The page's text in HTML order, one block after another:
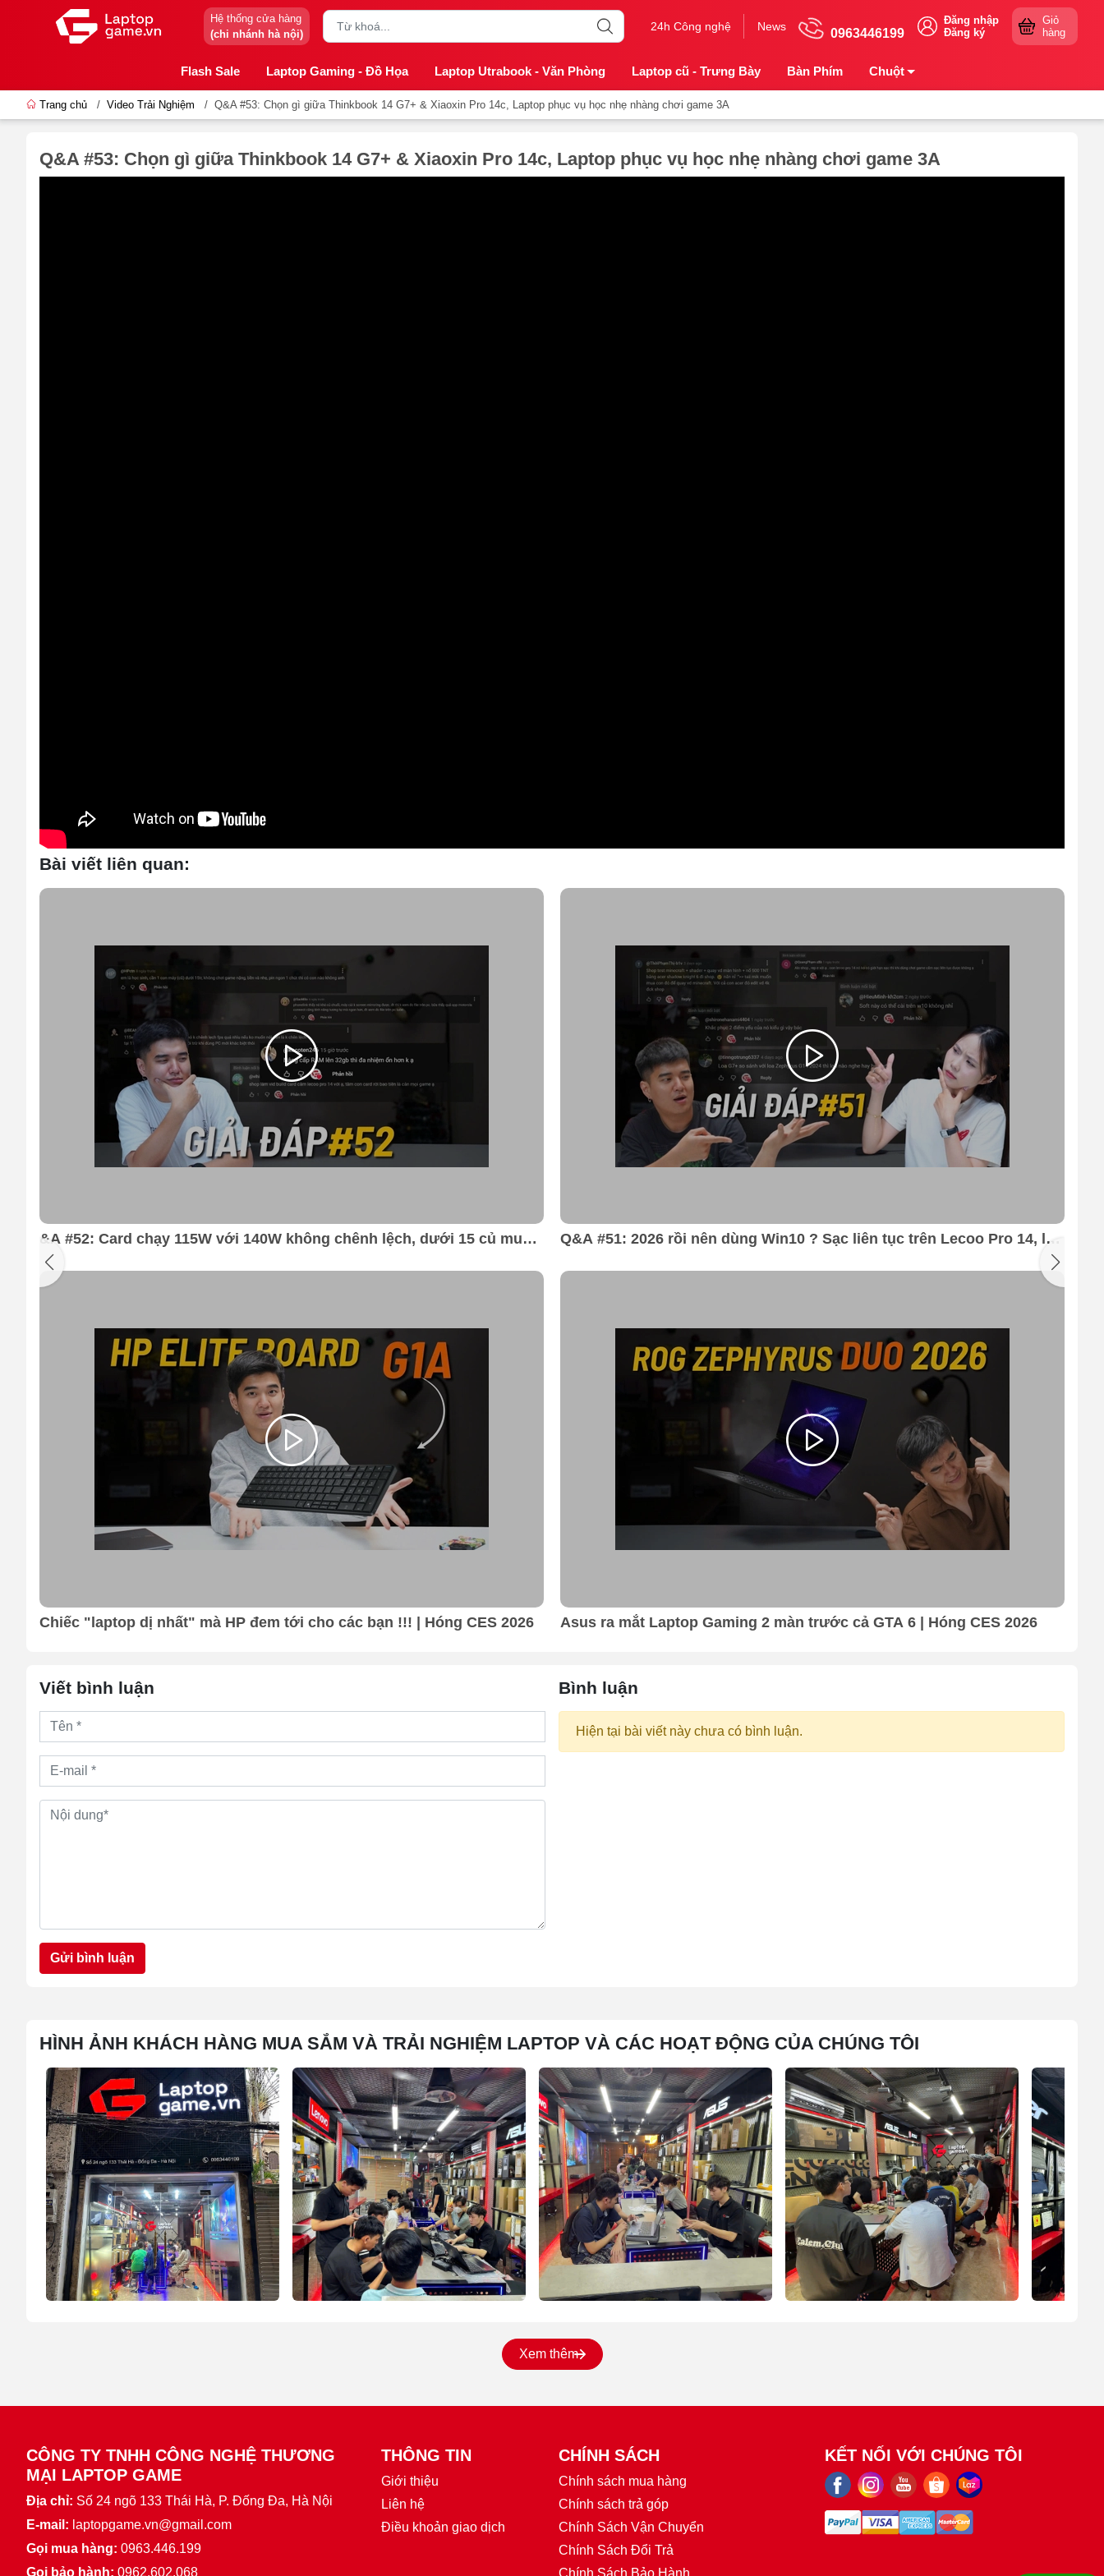
Hệ thống cửa hàng
(chi nhánh hà nội)
24h Công nghệ News 0963446199
Đăng nhập
Đăng ký
Giỏ
hàng
Flash Sale Laptop Gaming - Đồ Họa Laptop Utrabook - Văn Phòng Laptop cũ - Trưng Bày Bàn Phím Chuột
Trang chủ / Video Trải Nghiệm / Q&A #53: Chọn gì giữa Thinkbook 14 G7+ & Xiaoxin Pro 14c, Laptop phục vụ học nhẹ nhàng chơi game 3A
Q&A #53: Chọn gì giữa Thinkbook 14 G7+ & Xiaoxin Pro 14c, Laptop phục vụ học nhẹ nhàng chơi game 3A
Bài viết liên quan:
&A #52: Card chạy 115W với 140W không chênh lệch, dưới 15 củ mua
máy gì bền nhẹ, pin ngon ???
Q&A #51: 2026 rồi nên dùng Win10 ? Sạc liên tục trên Lecoo Pro 14, loa
Chiếc "laptop dị nhất" mà HP đem tới cho các bạn !!! | Hóng CES 2026 Asus ra mắt Laptop Gaming 2 màn trước cả GTA 6 | Hóng CES 2026
Viết bình luận
Gửi bình luận
Bình luận
Hiện tại bài viết này chưa có bình luận.
HÌNH ẢNH KHÁCH HÀNG MUA SẮM VÀ TRẢI NGHIỆM LAPTOP VÀ CÁC HOẠT ĐỘNG CỦA CHÚNG TÔI
Xem thêm
CÔNG TY TNHH CÔNG NGHỆ THƯƠNG
MẠI LAPTOP GAME
Địa chỉ: Số 24 ngõ 133 Thái Hà, P. Đống Đa, Hà Nội
E-mail: laptopgame.vn@gmail.com
Gọi mua hàng: 0963.446.199
Gọi bảo hành: 0962.602.068
THÔNG TIN
Giới thiệu
Liên hệ
Điều khoản giao dịch
CHÍNH SÁCH
Chính sách mua hàng
Chính sách trả góp
Chính Sách Vận Chuyển
Chính Sách Đổi Trả
Chính Sách Bảo Hành
KẾT NỐI VỚI CHÚNG TÔI